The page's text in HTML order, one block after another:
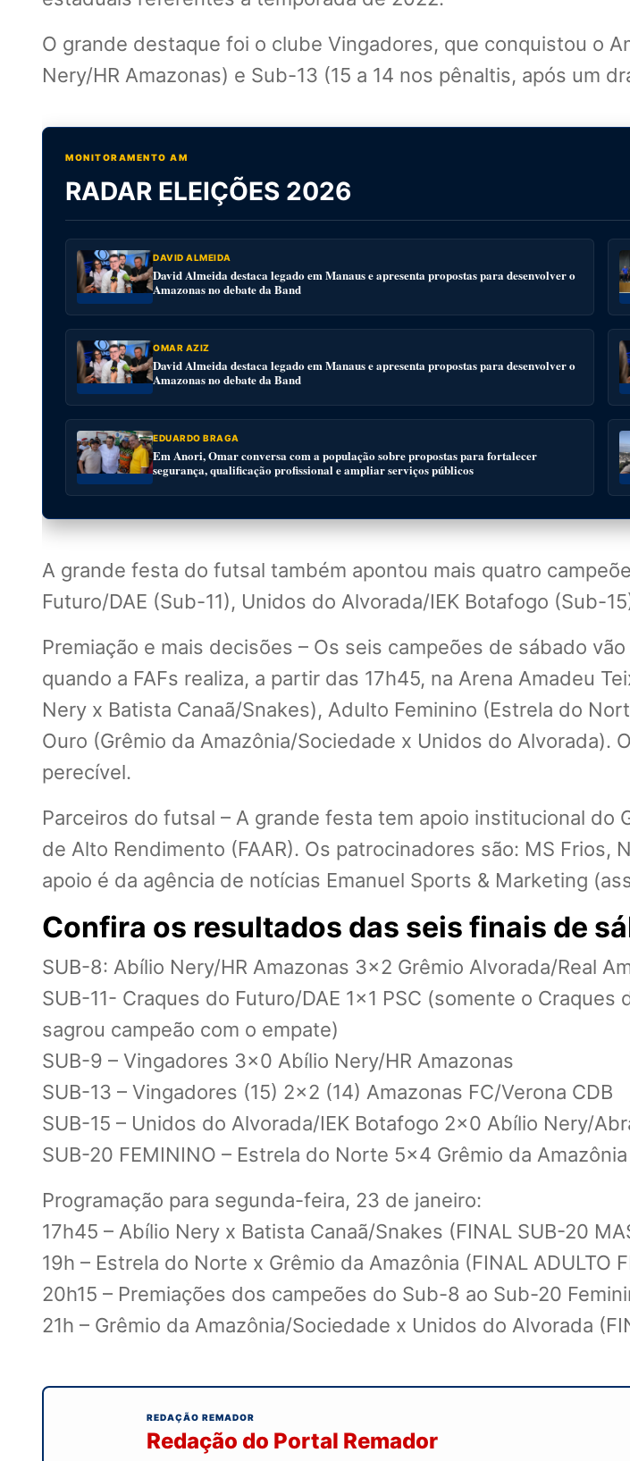
O grande destaque foi o clube Vingadores, que conquistou o
Nery/HR Amazonas) e Sub-13 (15 a 14 nos pênaltis, após um
MONITORAMENTO AM
RADAR ELEIÇÕES 2026
DAVID ALMEIDA
David Almeida destaca legado em Manaus e apresenta propostas para desenvolver o
Amazonas no debate da Band
OMAR AZIZ
David Almeida destaca legado em Manaus e apresenta propostas para desenvolver o
Amazonas no debate da Band
EDUARDO BRAGA
Em Anori, Omar conversa com a população sobre propostas para fortalecer
segurança, qualificação profissional e ampliar serviços públicos
A grande festa do futsal também apontou mais quatro
Futuro/DAE (Sub-11), Unidos do Alvorada/IEK Botafogo (Sub-
Premiação e mais decisões – Os seis campeões de sábado
quando a FAFs realiza, a partir das 17h45, na Arena Amadeu
Nery x Batista Canaã/Snakes), Adulto Feminino (Estrela do
Ouro (Grêmio da Amazônia/Sociedade x Unidos do Alvorada).
perecível.
Parceiros do futsal – A grande festa tem apoio institucional do
de Alto Rendimento (FAAR). Os patrocinadores são: MS Frios,
apoio é da agência de notícias Emanuel Sports & Marketing
Confira os resultados das seis finais de
SUB-8: Abílio Nery/HR Amazonas 3×2 Grêmio Alvorada/Real
SUB-11- Craques do Futuro/DAE 1×1 PSC (somente o
sagrou campeão com o empate)
SUB-9 – Vingadores 3×0 Abílio Nery/HR Amazonas
SUB-13 – Vingadores (15) 2×2 (14) Amazonas FC/Verona CDB
SUB-15 – Unidos do Alvorada/IEK Botafogo 2×0 Abílio Nery/
SUB-20 FEMININO – Estrela do Norte 5×4 Grêmio da Amazônia
Programação para segunda-feira, 23 de janeiro:
17h45 – Abílio Nery x Batista Canaã/Snakes (FINAL SUB-20
19h – Estrela do Norte x Grêmio da Amazônia (FINAL ADULTO
20h15 – Premiações dos campeões do Sub-8 ao Sub-20
21h – Grêmio da Amazônia/Sociedade x Unidos do Alvorada
REDAÇÃO REMADOR
Redação do Portal Remador